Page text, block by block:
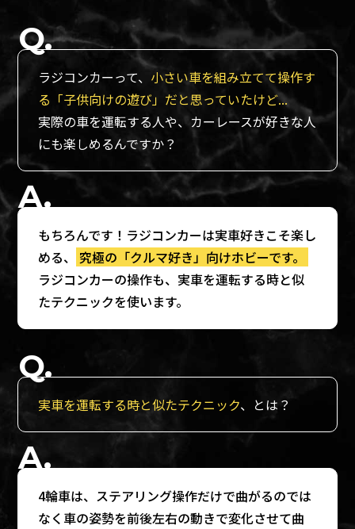
ラジコンカーって、 小さい車を組み立てて操作す
る「子供向けの遊び」だと思っていたけど...
実際の車を運転する人や、カーレースが好きな人
にも楽しめるんですか？
もちろんです！ラジコンカーは実車好きこそ楽し
める、
究極の「クルマ好き」向けホビーです。
ラジコンカーの操作も、実車を運転する時と似
たテクニックを使います。
実車を運転する時と似たテクニック、とは？
4輪車は、ステアリング操作だけで曲がるのでは
なく車の姿勢を前後左右の動きで変化させて曲